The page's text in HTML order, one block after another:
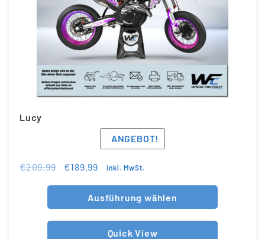
Lucy
ANGEBOT!
€209.99 €189.99 inkl. MwSt.
Ausführung wählen
Quick View